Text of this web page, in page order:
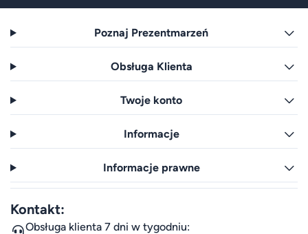
Poznaj Prezentmarzeń
Obsługa Klienta
Twoje konto
Informacje
Informacje prawne
Kontakt:
Obsługa klienta 7 dni w tygodniu: